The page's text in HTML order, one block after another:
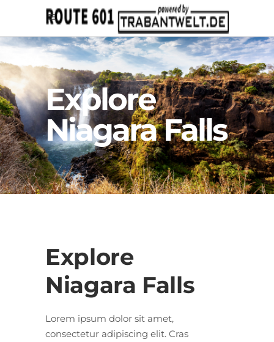
Explore
Niagara Falls
Explore
Niagara Falls
Lorem ipsum dolor sit amet,
consectetur adipiscing elit. Cras